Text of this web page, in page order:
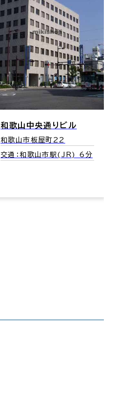
新ヰゲタビル
和歌山市美園町5-1-7
交通：和歌山駅(JR) 中央